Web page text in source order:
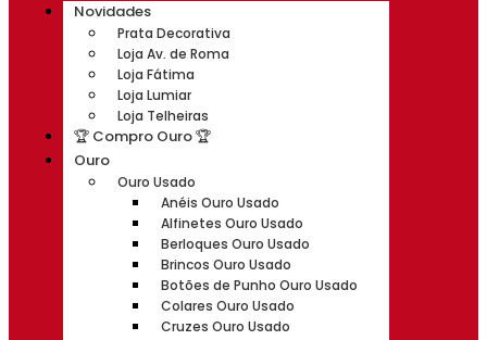
Novidades
Prata Decorativa
Loja Av. de Roma
Loja Fátima
Loja Lumiar
Loja Telheiras
🏆 Compro Ouro 🏆
Ouro
Ouro Usado
Anéis Ouro Usado
Alfinetes Ouro Usado
Berloques Ouro Usado
Brincos Ouro Usado
Botões de Punho Ouro Usado
Colares Ouro Usado
Cruzes Ouro Usado